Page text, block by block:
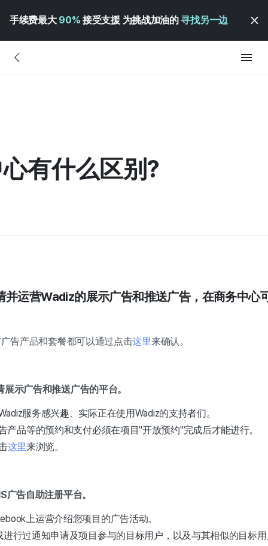
手续费最大 90% 接受支援 为挑战加油的寻找另一边
有什么区别?
并运营Wadiz的展示广告和推送广告，在商务中心
告产品和套餐都可以通过点击这里来确认。
示广告和推送广告的平台。
服务感兴趣、实际正在使用Wadiz的支持者们。
产品等的预约和支付必须在项目"开放预约"完成后才能进行。
这里来浏览。
告自助注册平台。
上运营介绍您项目的广告活动。
进行过通知申请及项目参与的目标用户，以及与其相似的目标